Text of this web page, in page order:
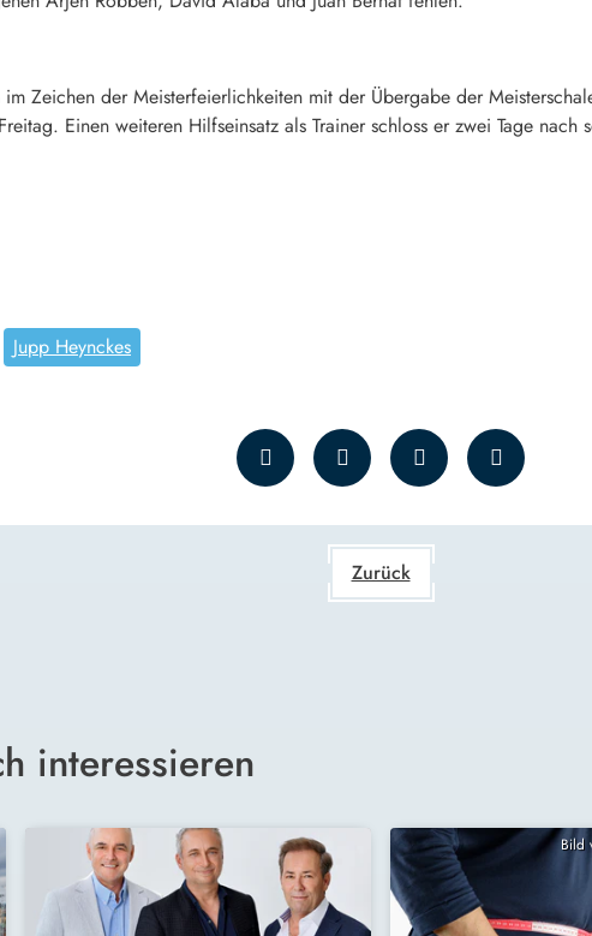
Zeichen der Meisterfeierlichkeiten mit der Übergabe der
Einen weiteren Hilfseinsatz als Trainer schloss er zwei Tage
Jupp Heynckes
Zurück
interessieren
Bild